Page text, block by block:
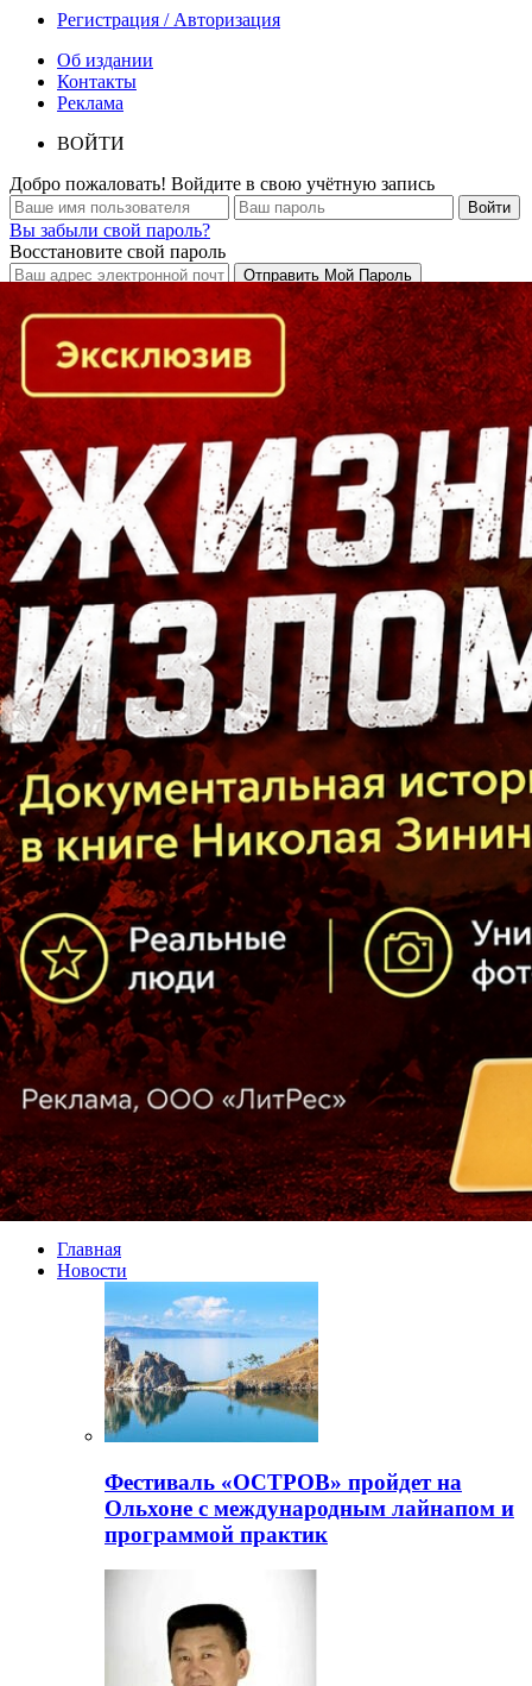
Регистрация / Авторизация
Об издании
Контакты
Реклама
ВОЙТИ
Добро пожаловать! Войдите в свою учётную запись
Вы забыли свой пароль?
Восстановите свой пароль
Кто есть кто в Байкальском регионе
Главная
Новости
Фестиваль «ОСТРОВ» пройдет на
Ольхоне с международным лайнапом и
программой практик